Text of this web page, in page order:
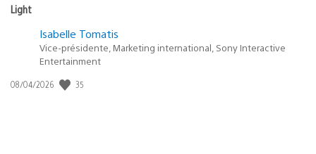
Light
Isabelle Tomatis
Vice-présidente, Marketing international, Sony Interactive
Entertainment
Date
08/04/2026 35